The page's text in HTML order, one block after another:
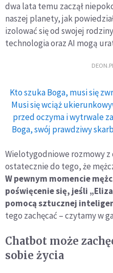
dwa lata temu zaczął
naszej planety, jak
izolować się od swojej
technologia oraz AI mogą
Kto szuka Boga, musi się
Musi się wciąż
przed oczyma i wytrwale
Boga, swój prawdziwy
Wielotygodniowe rozmowy
ostatecznie do tego, że
W pewnym momencie
poświęcenie się, jeśli
pomocą sztucznej
tego zachęcać – czytamy w
Chatbot może
sobie życia